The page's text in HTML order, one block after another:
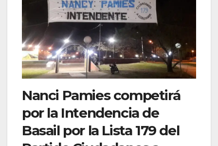
Nanci Pamies competirá
por la Intendencia de
Basail por la Lista 179 del